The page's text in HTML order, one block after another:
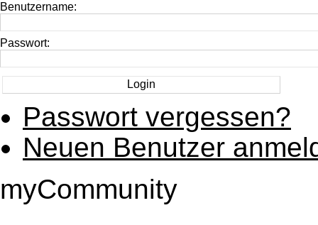
Benutzername:
Passwort:
Passwort vergessen?
Neuen Benutzer
myCommunity